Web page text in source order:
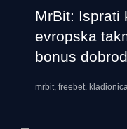
MrBit: Isprati
evropska
bonus
mrbit, freebet. kladionica